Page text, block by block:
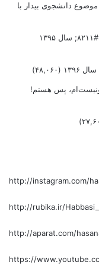
دانشجوی بیدار با
(۴۸,۰۶۰)
http://instagram.com/
http://rubika.ir/
http://aparat.com/
https://